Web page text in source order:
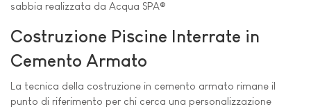
Costruzione Piscine Interrate in
Cemento Armato
La tecnica della costruzione in cemento armato rimane il
punto di riferimento per chi cerca una personalizzazione